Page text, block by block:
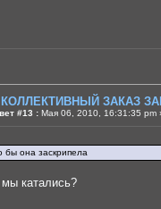
КОЛЛЕКТИВНЫЙ ЗАКАЗ
#13 : Мая 06, 2010, 16:31:35 pm
бы она заскрипела
мы катались?